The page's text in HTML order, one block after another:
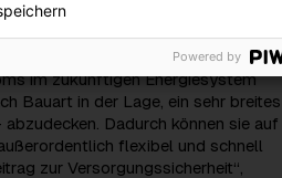
ist eine
im zukünftigen Energiesystem
Bauart in der Lage, ein sehr breites
Dadurch können sie auf
flexibel und schnell
zur Versorgungssicherheit“,
Powered by